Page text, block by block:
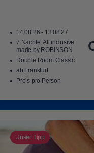
14.08.26 - 13.08.27
7 Nächte, All inclusive
made by ROBINSON
Double Room Classic
ab Frankfurt
Preis pro Person
Unser Tipp